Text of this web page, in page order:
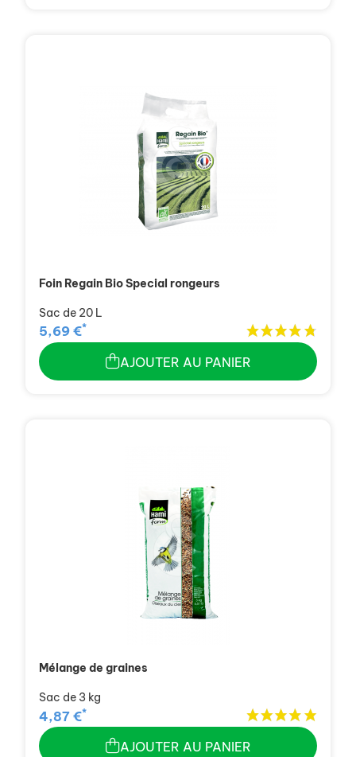
Foin Regain Bio Special rongeurs
Sac de 20 L
5,69 €*
AJOUTER AU PANIER
Mélange de graines
Sac de 3 kg
4,87 €*
AJOUTER AU PANIER